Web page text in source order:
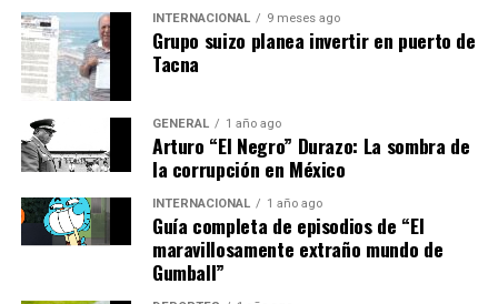
“Es imperativo que se
detenga la violencia y se
inicien conversaciones
significativas para resolver
este conflicto de larga
data.”
Implicaciones y Perspectivas
INTERNACIONAL 9 meses ago
Grupo suizo planea invertir en puerto de
Tacna
GENERAL 1 año ago
Arturo “El Negro” Durazo: La sombra de
la corrupción en México
INTERNACIONAL 1 año ago
Guía completa de episodios de “El
maravillosamente extraño mundo de
Gumball”